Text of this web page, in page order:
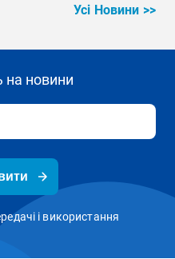
Усі Новини >>
на новини
і використання